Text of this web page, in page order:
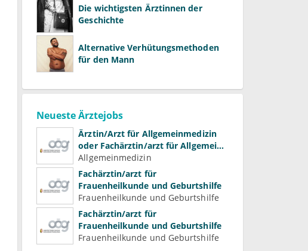
Die wichtigsten Ärztinnen der
Geschichte
Alternative Verhütungsmethoden
für den Mann
Neueste Ärztejobs
Ärztin/Arzt für Allgemeinmedizin
oder Fachärztin/arzt für Allgemein-
und Familienmedizin für
Psychiatrie und
Psychotherapeutische Medizin
Allgemeinmedizin
Fachärztin/arzt für
Frauenheilkunde und Geburtshilfe
Frauenheilkunde und Geburtshilfe
Fachärztin/arzt für
Frauenheilkunde und Geburtshilfe
Frauenheilkunde und Geburtshilfe